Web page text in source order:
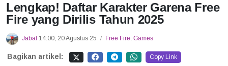
Lengkap! Daftar Karakter Garena Free
Fire yang Dirilis Tahun 2025
Jabal 14:00, 20 Agustus 25 / Free Fire, Games
Bagikan artikel: Copy Link